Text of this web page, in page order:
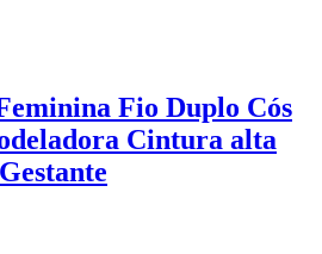
Fio Duplo Cós
Cintura alta